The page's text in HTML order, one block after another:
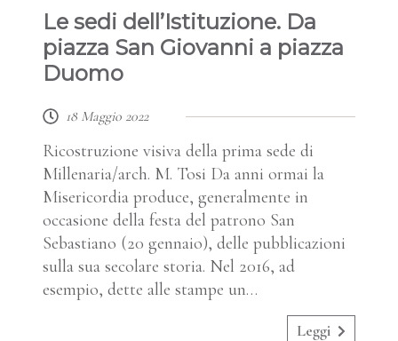
Le sedi dell’Istituzione. Da
piazza San Giovanni a piazza
Duomo
18 Maggio 2022
Ricostruzione visiva della prima sede di
Millenaria/arch. M. Tosi Da anni ormai la
Misericordia produce, generalmente in
occasione della festa del patrono San
Sebastiano (20 gennaio), delle pubblicazioni
sulla sua secolare storia. Nel 2016, ad
esempio, dette alle stampe un…
Leggi